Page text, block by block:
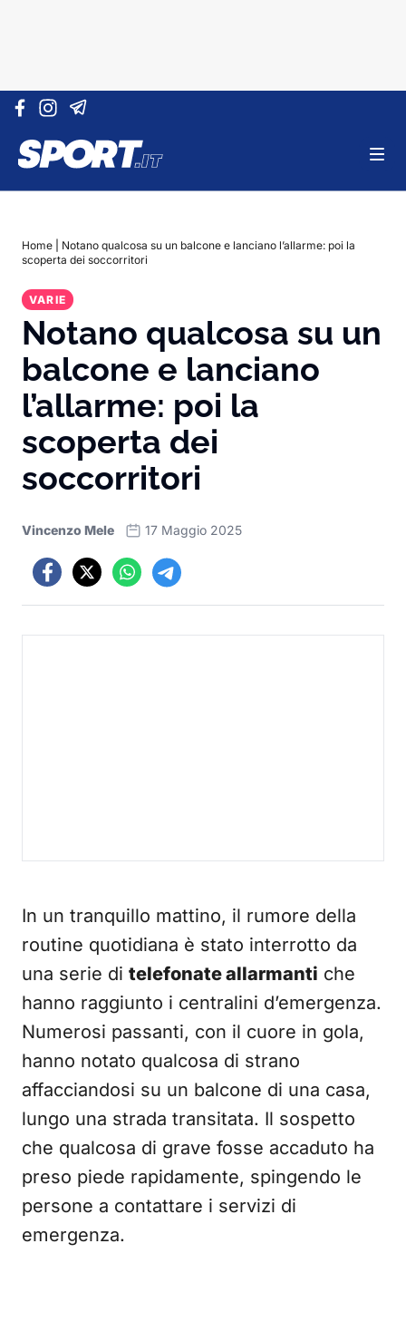
Vai al contenuto
Home
Notano qualcosa su un balcone e lanciano l’allarme: poi la
scoperta dei soccorritori
VARIE
Notano qualcosa su un
balcone e lanciano
l’allarme: poi la
scoperta dei
soccorritori
Vincenzo Mele 17 Maggio 2025
In un tranquillo mattino, il rumore della
routine quotidiana è stato interrotto da
una serie di telefonate allarmanti che
hanno raggiunto i centralini d’emergenza.
Numerosi passanti, con il cuore in gola,
hanno notato qualcosa di strano
affacciandosi su un balcone di una casa,
lungo una strada transitata. Il sospetto
che qualcosa di grave fosse accaduto ha
preso piede rapidamente, spingendo le
persone a contattare i servizi di
emergenza.